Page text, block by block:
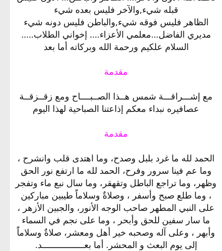
قبله شيء,والآخر فليس بعده شيء
الظاهر فليس فوقه شيء,والباطن فليس دونه شيء
مديري الفاضل...معلمي الأعزاء.... إخواني الطلاب.....
السلام علكيم ورحمة الله وبركاته أما بعد
مقدمة
مع إشـــراقـــة شمس هــذا الصــبــــاح ومع زقــزقــة
عصافيره نبداء معكم إذاعتنا الصباحية لهذا اليوم
مقدمة
الحمد لله ما غرد بلبل وصدح، وما اهتدى قلب وانشرح ،
وما عم فينا سرور وفرح، الحمد لله ما ارتفع نور الحق
وظهر، وما تراجع الباطل وتقهقر، وما سال نبع ماء وتفجر
، وما طلع صبح وأسفر ، وصلاةٌ وسلاماًَ طيبين مباركين
على النبي المطهر صاحب الوجه الأنور، والجبين الأزهر ،
ما سار سفين للحق وأبحر ، وما على نجم في السماء
وأبهر ، وعلى آله وصحبه خير أهل ومعشر، صلاةٌ وسلاماًَ
إلى يوم البعث و المحشر. أما بعـــــــــــــــــد.